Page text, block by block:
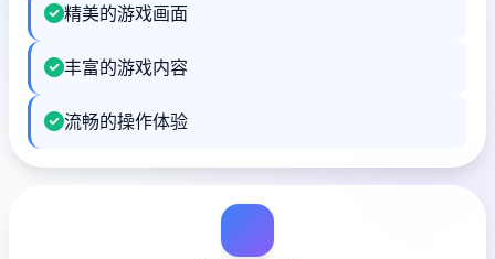
精美的游戏画面
丰富的游戏内容
流畅的操作体验